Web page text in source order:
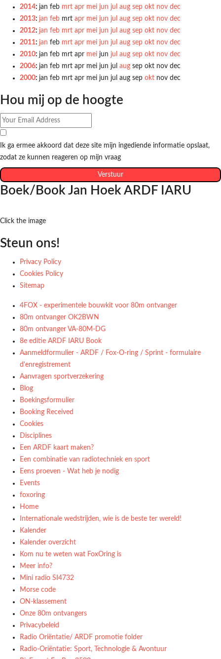
2014: jan feb mrt apr mei jun jul aug sep okt nov dec
2013: jan feb mrt apr mei jun jul aug sep okt nov dec
2012: jan feb mrt apr mei jun jul aug sep okt nov dec
2011: jan feb mrt apr mei jun jul aug sep okt nov dec
2010: jan feb mrt apr mei jun jul aug sep okt nov dec
2006: jan feb mrt apr mei jun jul aug sep okt nov dec
2000: jan feb mrt apr mei jun jul aug sep okt nov dec
Hou mij op de hoogte
Ik ga ermee akkoord dat deze site mijn ingediende informatie opslaat,
zodat ze kunnen reageren op mijn vraag
Verstuur
Boek/Book Jan Hoek ARDF IARU
Click the image
Steun ons!
Privacy Policy
Cookies Policy
Sitemap
4FOX - experimentele bouwkit voor 80m ontvanger
80m ontvanger OK2BWN
80m ontvanger VA-80M-DG
8e editie ARDF IARU Book
Aanmeldformulier - ARDF / Fox-O-ring / Sprint - formulaire
d'enregistrement
Aanvragen sportverzekering
Blog
Boekingsformulier
Booking Received
Cookies
Disciplines
Een ARDF kaart maken?
Een combinatie van radiotechniek en sport
Eens proeven - Wat heb je nodig
Events
foxoring
Home
Internationale wedstrijden, wie is de beste ter wereld!
Kalender
Kalender overzicht
Kom nu te weten wat FoxOring is
Meer info?
Mini radio SI4732
Morse code
ON-klassement
Onze 80m ontvangers
Privacybeleid
Radio Oriëntatie/ ARDF promotie folder
Radio‑Oriëntatie: Sport, Technologie & Avontuur